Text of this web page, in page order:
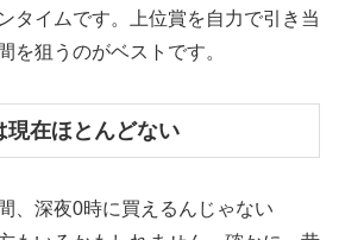
タイムです。上位賞を自力で引き当
を狙うのがベストです。
現在ほとんどない
、深夜0時に買えるんじゃない